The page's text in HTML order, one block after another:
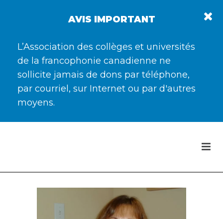
AVIS IMPORTANT
L’Association des collèges et universités
de la francophonie canadienne ne
sollicite jamais de dons par téléphone,
par courriel, sur Internet ou par d'autres
moyens.